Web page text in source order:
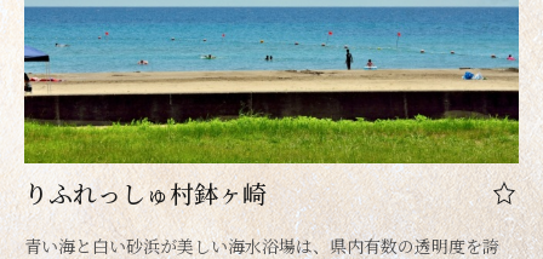
りふれっしゅ村鉢ヶ崎
青い海と白い砂浜が美しい海水浴場は、県内有数の透明度を誇